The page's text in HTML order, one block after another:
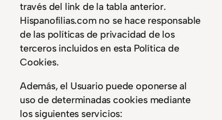
través del link de la tabla anterior.
Hispanofilias.com no se hace responsable
de las políticas de privacidad de los
terceros incluidos en esta Política de
Cookies.
Además, el Usuario puede oponerse al
uso de determinadas cookies mediante
los siguientes servicios: